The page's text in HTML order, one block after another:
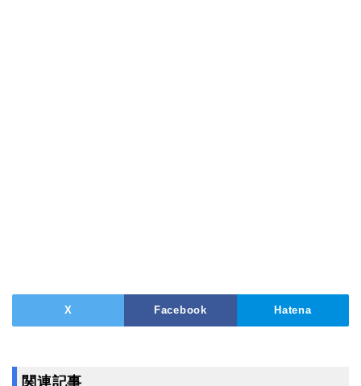
X Facebook Hatena
関連記事